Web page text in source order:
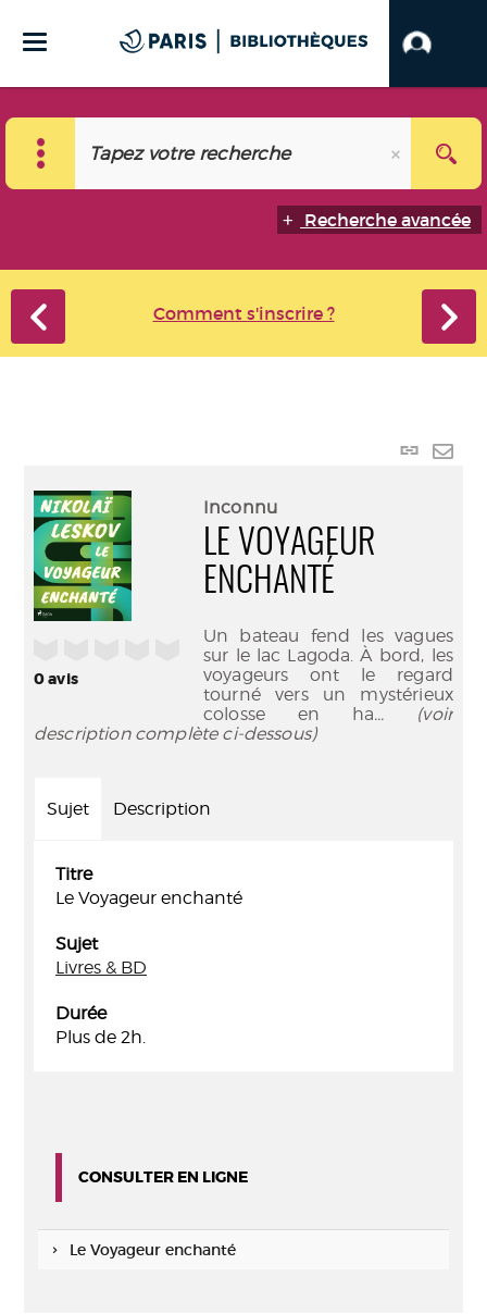
Recherche avancée
Comment s'inscrire ?
Lien
0avis
Inconnu
LE VOYAGEUR
ENCHANTÉ
Un bateau fend les vagues
sur le lac Lagoda. À bord, les
voyageurs ont le regard
tourné vers un mystérieux
colosse en ha... (voir
description complète ci-dessous)
Sujet Description
Titre
Le Voyageur enchanté
Sujet
Livres & BD
Durée
Plus de 2h.
CONSULTER EN LIGNE
Le Voyageur enchanté